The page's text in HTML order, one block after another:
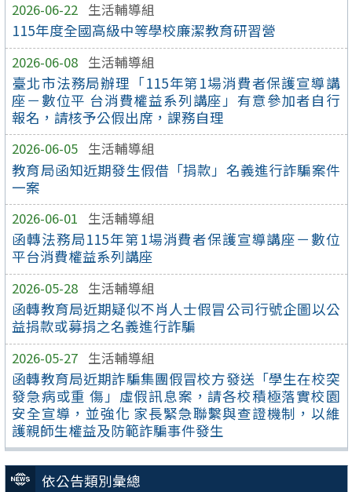
2026-06-22 生活輔導組
115年度全國高級中等學校廉潔教育研習營
2026-06-08 生活輔導組
臺北市法務局辦理「115年第1場消費者保護宣導講
座－數位平 台消費權益系列講座」有意參加者自行
報名，請核予公假出席，課務自理
2026-06-05 生活輔導組
教育局函知近期發生假借「捐款」名義進行詐騙案件
一案
2026-06-01 生活輔導組
函轉法務局115年第1場消費者保護宣導講座－數位
平台消費權益系列講座
2026-05-28 生活輔導組
函轉教育局近期疑似不肖人士假冒公司行號企圖以公
益捐款或募捐之名義進行詐騙
2026-05-27 生活輔導組
函轉教育局近期詐騙集團假冒校方發送「學生在校突
發急病或重 傷」虛假訊息案，請各校積極落實校園
安全宣導，並強化 家長緊急聯繫與查證機制，以維
護親師生權益及防範詐騙事件發生
依公告類別彙總